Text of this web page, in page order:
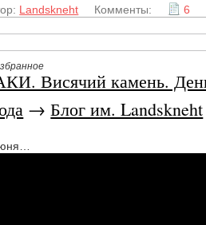
Landskneht Комменты: 6
Висячий камень.
→Блог им. Landskneht